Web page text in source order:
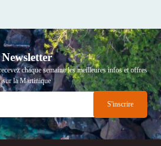
Newsletter
chaque semaine les meilleures infos et offres
sur la Martinique